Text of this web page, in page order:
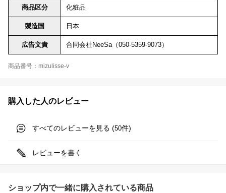
商品区分 化粧品
製造国 日本
広告文責 合同会社NeeSa（050-5359-9073）
商品番号：mizulisse-v
購入した人のレビュー
すべてのレビューを見る (50件)
レビューを書く
ショップ内で一緒に購入されている商品